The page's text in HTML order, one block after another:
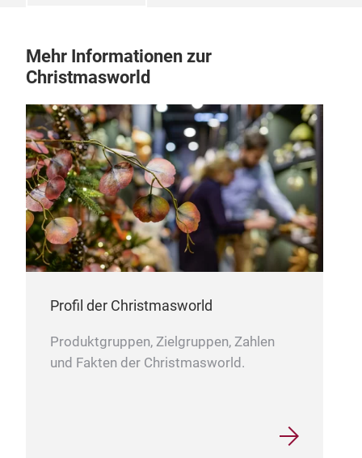
Mehr Informationen zur
Christmasworld
Profil der Christmasworld
Produktgruppen, Zielgruppen, Zahlen
und Fakten der Christmasworld.